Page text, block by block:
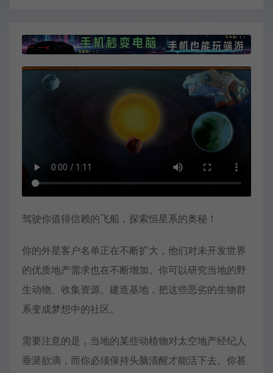
驾驶你值得信赖的飞船，探索恒星系的奥秘！
你的外星客户名单正在不断扩大，他们对未开发世界
的优质地产需求也在不断增加。你可以研究当地的野
生动物、收集资源、建造基地，把这些恶劣的生物群
系变成梦想中的社区。
需要注意的是，当地的某些动植物对太空地产经纪人
垂涎欲滴，而你必须保持头脑清醒才能活下去。你甚